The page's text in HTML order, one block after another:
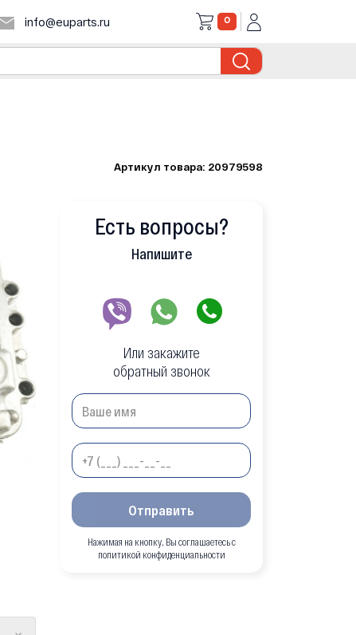
info@euparts.ru 0
Артикул товара: 20979598
Есть вопросы?
Напишите
Или закажите
обратный звонок
Отправить
Нажимая на кнопку, Вы соглашаетесь с
политикой конфиденциальности